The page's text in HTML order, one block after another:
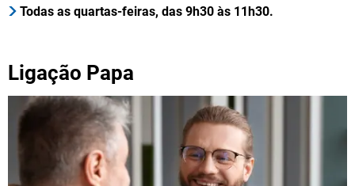
Todas as quartas-feiras, das 9h30 às 11h30.
Ligação Papa